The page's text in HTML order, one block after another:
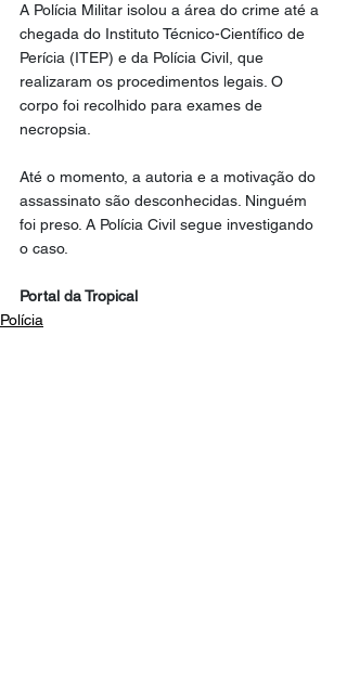
A Polícia Militar isolou a área do crime até a
chegada do Instituto Técnico-Científico de
Perícia (ITEP) e da Polícia Civil, que
realizaram os procedimentos legais. O
corpo foi recolhido para exames de
necropsia.
Até o momento, a autoria e a motivação do
assassinato são desconhecidas. Ninguém
foi preso. A Polícia Civil segue investigando
o caso.
Portal da Tropical
Polícia